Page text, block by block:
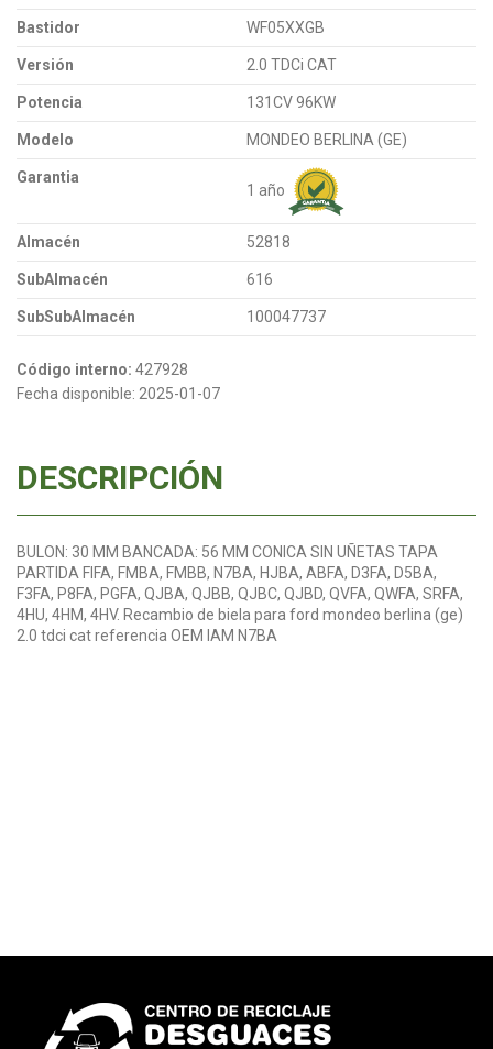
Bastidor WF05XXGB
Versión 2.0 TDCi CAT
Potencia 131CV 96KW
Modelo MONDEO BERLINA (GE)
Garantia
1 año
Almacén 52818
SubAlmacén 616
SubSubAlmacén 100047737
Código interno: 427928
Fecha disponible: 2025-01-07
DESCRIPCIÓN
BULON: 30 MM BANCADA: 56 MM CONICA SIN UÑETAS TAPA
PARTIDA FIFA, FMBA, FMBB, N7BA, HJBA, ABFA, D3FA, D5BA,
F3FA, P8FA, PGFA, QJBA, QJBB, QJBC, QJBD, QVFA, QWFA, SRFA,
4HU, 4HM, 4HV. Recambio de biela para ford mondeo berlina (ge)
2.0 tdci cat referencia OEM IAM N7BA